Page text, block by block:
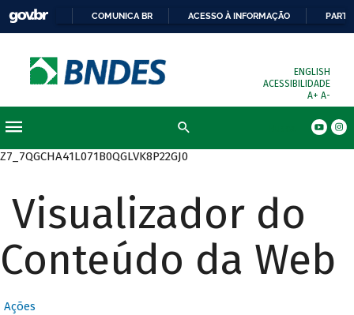
COMUNICA BR ACESSO À INFORMAÇÃO
ENGLISH
ACESSIBILIDADE
A+ A-
Z7_7QGCHA41L071B0QGLVK8P22GJ0
Visualizador do
Conteúdo da Web
Ações